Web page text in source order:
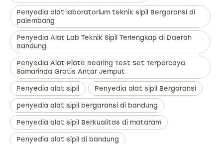
Penyedia alat laboratorium teknik sipil Bergaransi di
palembang
Penyedia Alat Lab Teknik Sipil Terlengkap di Daerah
Bandung
Penyedia Alat Plate Bearing Test Set Terpercaya
Samarinda Gratis Antar Jemput
Penyedia alat sipil Penyedia alat sipil Bergaransi
penyedia alat sipil bergaransi di bandung
Penyedia alat sipil Berkualitas di mataram
Penyedia alat sipil di bandung